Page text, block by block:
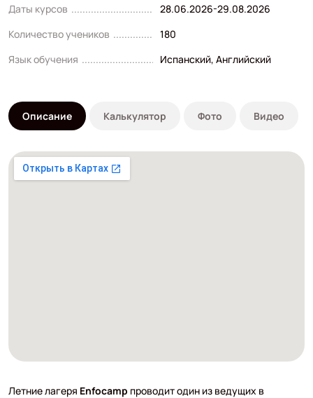
Даты курсов
28.06.2026-29.08.2026
Количество учеников
180
Язык обучения
Испанский, Английский
Описание Калькулятор Фото Видео
Летние лагеря Enfocamp проводит один из ведущих в